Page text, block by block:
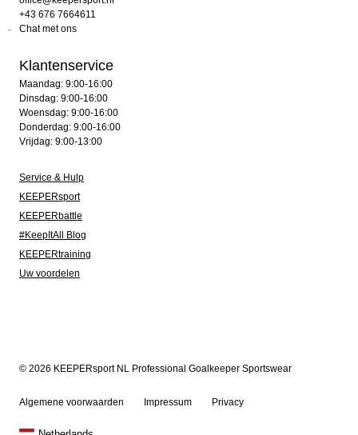
+43 676 7664611
Chat met ons
Klantenservice
Maandag: 9:00-16:00
Dinsdag: 9:00-16:00
Woensdag: 9:00-16:00
Donderdag: 9:00-16:00
Vrijdag: 9:00-13:00
Service & Hulp
KEEPERsport
KEEPERbattle
#KeepItAll Blog
KEEPERtraining
Uw voordelen
© 2026 KEEPERsport NL Professional Goalkeeper Sportswear
Algemene voorwaarden Impressum Privacy